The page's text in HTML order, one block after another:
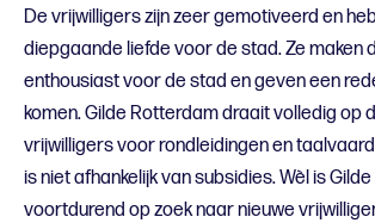
De vrijwilligers zijn zeer gemotiveerd en
diepgaande liefde voor de stad. Ze maken
enthousiast voor de stad en geven een
komen. Gilde Rotterdam draait volledig op
vrijwilligers voor rondleidingen en
is niet afhankelijk van subsidies. Wèl is
voortdurend op zoek naar nieuwe